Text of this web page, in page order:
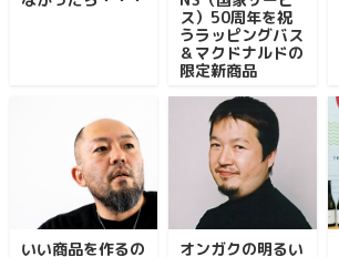
ス）50周年を祝
うラッピングバス
＆マクドナルドの
限定新商品
いい商品を作るの
オンガクの明るい